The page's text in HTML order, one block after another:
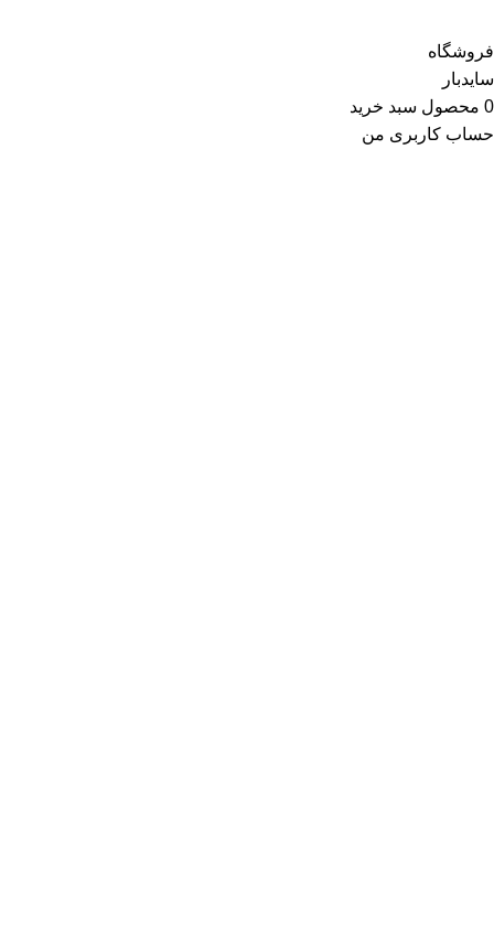
فروشگاه
سایدبار
0 محصول سبد خرید
حساب کاربری من